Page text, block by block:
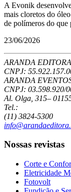
A Evonik
mais cloretos do
de polímeros do que
23/06/2026
ARANDA
CNPJ:
ARANDA
CNPJ: 03.598.920/
Al. Olga, 315–
Tel.:
(11) 3824-5300
Nossas revistas
Corte e
Eletricidade
Fotovolt